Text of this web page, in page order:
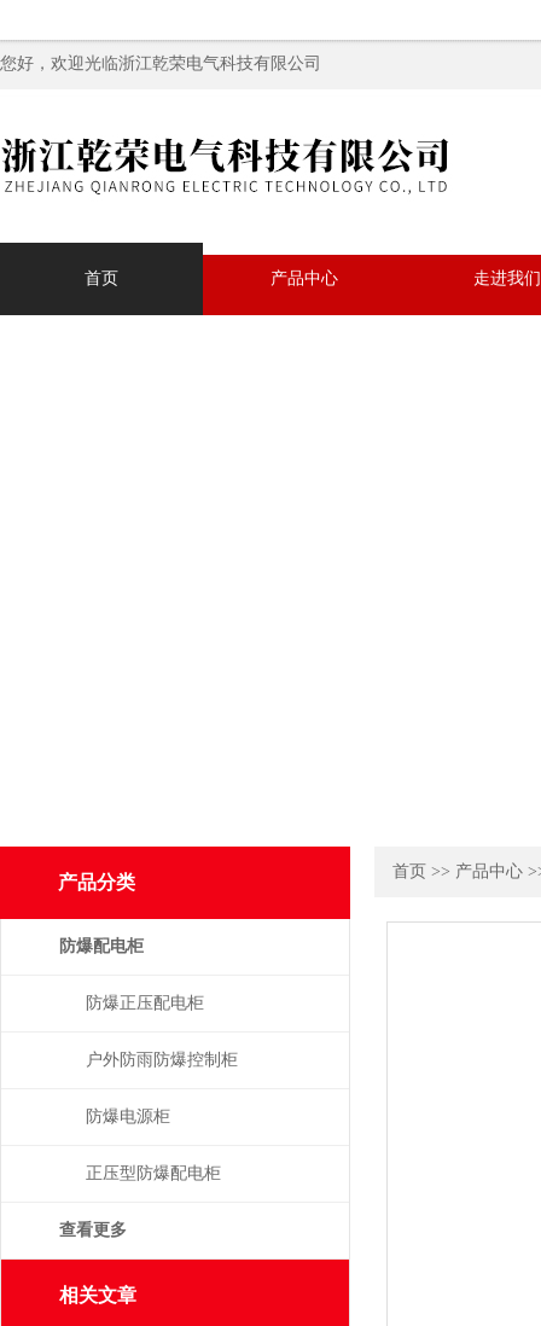
您好，欢迎光临浙江乾荣电气科技有限公司
首页 产品中心 走进我们
首页 >> 产品中心
产品分类
防爆配电柜
防爆正压配电柜
户外防雨防爆控制柜
防爆电源柜
正压型防爆配电柜
查看更多
相关文章